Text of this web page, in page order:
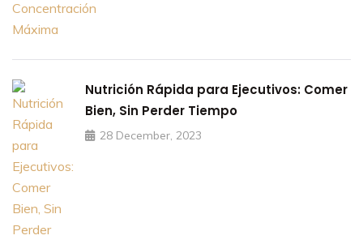
Nutrición Rápida para Ejecutivos: Comer
Bien, Sin Perder Tiempo
28 December, 2023